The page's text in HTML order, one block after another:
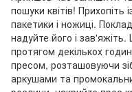
пошуки квітів! Прихопіть
пакетики і ножиці.
надуйте його і
протягом декількох
пресом, розташовуючи
аркушами та